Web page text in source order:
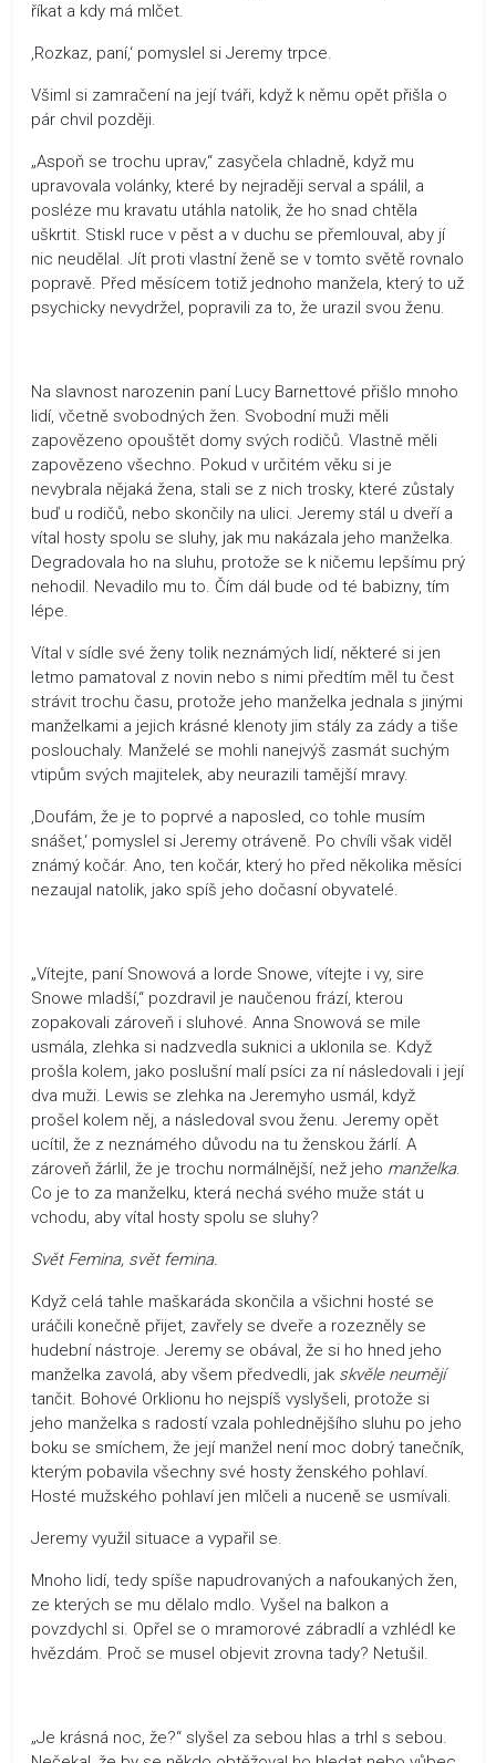
říkat a kdy má mlčet.
‚Rozkaz, paní,‘ pomyslel si Jeremy trpce.
Všiml si zamračení na její tváři, když k němu opět přišla o
pár chvil později.
„Aspoň se trochu uprav,“ zasyčela chladně, když mu
upravovala volánky, které by nejraději serval a spálil, a
posléze mu kravatu utáhla natolik, že ho snad chtěla
uškrtit. Stiskl ruce v pěst a v duchu se přemlouval, aby jí
nic neudělal. Jít proti vlastní ženě se v tomto světě rovnalo
popravě. Před měsícem totiž jednoho manžela, který to už
psychicky nevydržel, popravili za to, že urazil svou ženu.
Na slavnost narozenin paní Lucy Barnettové přišlo mnoho
lidí, včetně svobodných žen. Svobodní muži měli
zapovězeno opouštět domy svých rodičů. Vlastně měli
zapovězeno všechno. Pokud v určitém věku si je
nevybrala nějaká žena, stali se z nich trosky, které zůstaly
buď u rodičů, nebo skončily na ulici. Jeremy stál u dveří a
vítal hosty spolu se sluhy, jak mu nakázala jeho manželka.
Degradovala ho na sluhu, protože se k ničemu lepšímu prý
nehodil. Nevadilo mu to. Čím dál bude od té babizny, tím
lépe.
Vítal v sídle své ženy tolik neznámých lidí, některé si jen
letmo pamatoval z novin nebo s nimi předtím měl tu čest
strávit trochu času, protože jeho manželka jednala s jinými
manželkami a jejich krásné klenoty jim stály za zády a tiše
poslouchaly. Manželé se mohli nanejvýš zasmát suchým
vtipům svých majitelek, aby neurazili tamější mravy.
‚Doufám, že je to poprvé a naposled, co tohle musím
snášet,‘ pomyslel si Jeremy otráveně. Po chvíli však viděl
známý kočár. Ano, ten kočár, který ho před několika měsíci
nezaujal natolik, jako spíš jeho dočasní obyvatelé.
„Vítejte, paní Snowová a lorde Snowe, vítejte i vy, sire
Snowe mladší,“ pozdravil je naučenou frází, kterou
zopakovali zároveň i sluhové. Anna Snowová se mile
usmála, zlehka si nadzvedla suknici a uklonila se. Když
prošla kolem, jako poslušní malí psíci za ní následovali i její
dva muži. Lewis se zlehka na Jeremyho usmál, když
prošel kolem něj, a následoval svou ženu. Jeremy opět
ucítil, že z neznámého důvodu na tu ženskou žárlí. A
zároveň žárlil, že je trochu normálnější, než jeho manželka.
Co je to za manželku, která nechá svého muže stát u
vchodu, aby vítal hosty spolu se sluhy?
Svět Femina, svět femina.
Když celá tahle maškaráda skončila a všichni hosté se
uráčili konečně přijet, zavřely se dveře a rozezněly se
hudební nástroje. Jeremy se obával, že si ho hned jeho
manželka zavolá, aby všem předvedli, jak skvěle neumějí
tančit. Bohové Orklionu ho nejspíš vyslyšeli, protože si
jeho manželka s radostí vzala pohlednějšího sluhu po jeho
boku se smíchem, že její manžel není moc dobrý tanečník,
kterým pobavila všechny své hosty ženského pohlaví.
Hosté mužského pohlaví jen mlčeli a nuceně se usmívali.
Jeremy využil situace a vypařil se.
Mnoho lidí, tedy spíše napudrovaných a nafoukaných žen,
ze kterých se mu dělalo mdlo. Vyšel na balkon a
povzdychl si. Opřel se o mramorové zábradlí a vzhlédl ke
hvězdám. Proč se musel objevit zrovna tady? Netušil.
„Je krásná noc, že?“ slyšel za sebou hlas a trhl s sebou.